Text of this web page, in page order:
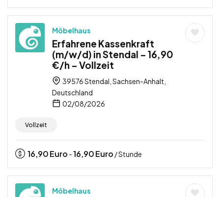
Möbelhaus
Erfahrene Kassenkraft
(m/w/d) in Stendal – 16,90
€/h – Vollzeit
39576 Stendal, Sachsen-Anhalt,
Deutschland
02/08/2026
Vollzeit
16,90Euro -16,90Euro / Stunde
Möbelhaus